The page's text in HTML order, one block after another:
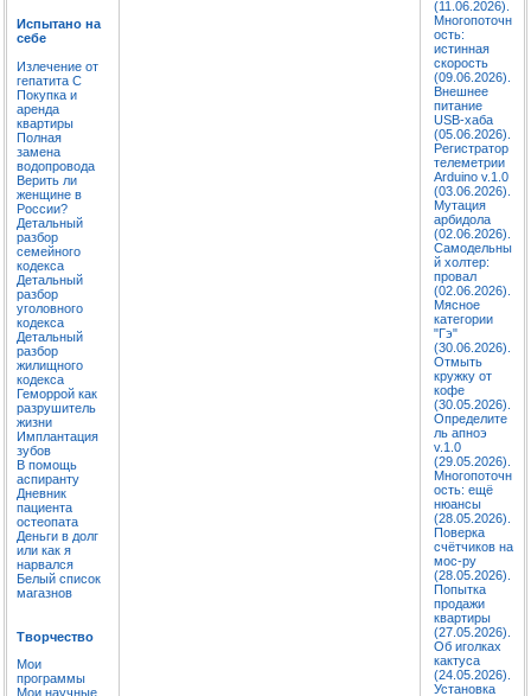
Испытано на
себе
Излечение от
гепатита C
Покупка и
аренда
квартиры
Полная
замена
водопровода
Верить ли
женщине в
России?
Детальный
разбор
семейного
кодекса
Детальный
разбор
уголовного
кодекса
Детальный
разбор
жилищного
кодекса
Геморрой как
разрушитель
жизни
Имплантация
зубов
В помощь
аспиранту
Дневник
пациента
остеопата
Деньги в долг
или как я
нарвался
Белый список
магазнов
Творчество
Мои
программы
Мои научные
(11.06.2026).
Многопоточн
ость:
истинная
скорость
(09.06.2026).
Внешнее
питание
USB-хаба
(05.06.2026).
Регистратор
телеметрии
Arduino v.1.0
(03.06.2026).
Мутация
арбидола
(02.06.2026).
Самодельны
й холтер:
провал
(02.06.2026).
Мясное
категории
"Гэ"
(30.06.2026).
Отмыть
кружку от
кофе
(30.05.2026).
Определите
ль апноэ
v.1.0
(29.05.2026).
Многопоточн
ость: ещё
нюансы
(28.05.2026).
Поверка
счётчиков на
мос-ру
(28.05.2026).
Попытка
продажи
квартиры
(27.05.2026).
Об иголках
кактуса
(24.05.2026).
Установка